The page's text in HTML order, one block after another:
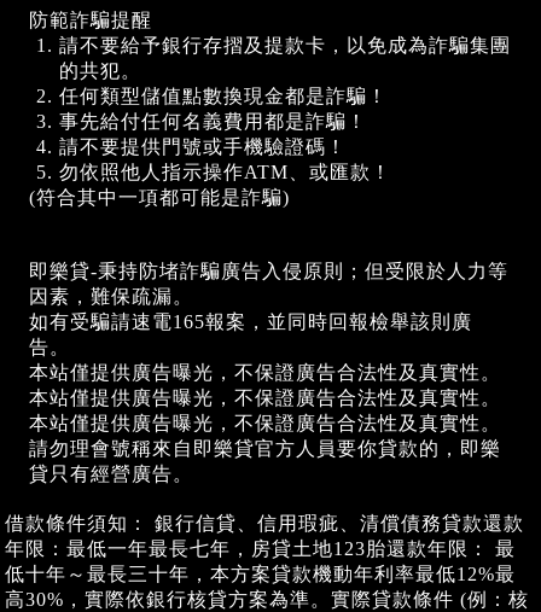
防範詐騙提醒
請不要給予銀行存摺及提款卡，以免成為詐騙集團
的共犯。
任何類型儲值點數換現金都是詐騙！
事先給付任何名義費用都是詐騙！
請不要提供門號或手機驗證碼！
勿依照他人指示操作ATM、或匯款！
(符合其中一項都可能是詐騙)
即樂貸-秉持防堵詐騙廣告入侵原則；但受限於人力等
因素，難保疏漏。
如有受騙請速電165報案，並同時回報檢舉該則廣
告。
本站僅提供廣告曝光，不保證廣告合法性及真實性。
本站僅提供廣告曝光，不保證廣告合法性及真實性。
本站僅提供廣告曝光，不保證廣告合法性及真實性。
請勿理會號稱來自即樂貸官方人員要你貸款的，即樂
貸只有經營廣告。
借款條件須知： 銀行信貸、信用瑕疵、清償債務貸款還款
年限：最低一年最長七年，房貸土地123胎還款年限： 最
低十年～最長三十年，本方案貸款機動年利率最低12%最
高30%，實際依銀行核貸方案為準。實際貸款條件 (例：核